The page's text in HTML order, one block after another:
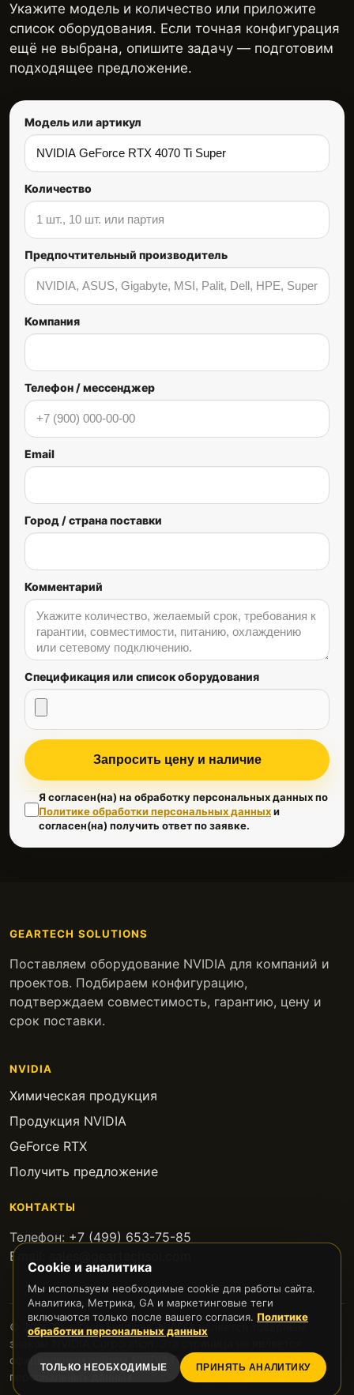
Укажите модель и количество или приложите
список оборудования. Если точная конфигурация
ещё не выбрана, опишите задачу — подготовим
подходящее предложение.
Модель или артикул
Количество
Предпочтительный производитель
Компания
Телефон / мессенджер
Email
Город / страна поставки
Комментарий
Спецификация или список оборудования
Запросить цену и наличие
Я согласен(на) на обработку персональных данных по
Политике обработки персональных данныхи
согласен(на) получить ответ по заявке.
GEARTECH SOLUTIONS
Поставляем оборудование NVIDIA для компаний и
проектов. Подбираем конфигурацию,
подтверждаем совместимость, гарантию, цену и
срок поставки.
NVIDIA
Химическая продукция
Продукция NVIDIA
GeForce RTX
Получить предложение
КОНТАКТЫ
Телефон: +7 (499) 653-75-85
Email:
© 2026 GearTech Solutions. NVIDIA является товарным
знаком NVIDIA Corporation. Эта страница не является
официальным сайтом NVIDIA.
Политика обработки
персональных данных
Cookie и аналитика
Мы используем необходимые cookie для работы сайта.
Аналитика, Метрика, GA и маркетинговые теги
включаются только после вашего согласия. Политике
обработки персональных данных
ТОЛЬКО НЕОБХОДИМЫЕ ПРИНЯТЬ АНАЛИТИКУ